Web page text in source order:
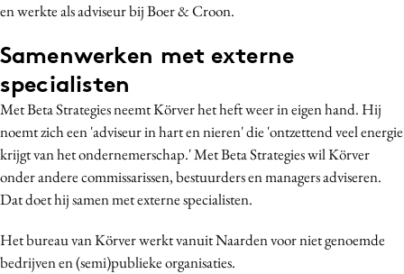
Carriere
Craft
Customer Experience
Data & Insights
Design
Digital transformation
Diversiteit
Gedragsverandering
en werkte als adviseur bij Boer & Croon.
Samenwerken met externe
specialisten
Met Beta Strategies neemt Körver het heft weer in eigen hand. Hij
noemt zich een 'adviseur in hart en nieren' die 'ontzettend veel energie
krijgt van het ondernemerschap.' Met Beta Strategies wil Körver
onder andere commissarissen, bestuurders en managers adviseren.
Dat doet hij samen met externe specialisten.
Het bureau van Körver werkt vanuit Naarden voor niet genoemde
bedrijven en (semi)publieke organisaties.